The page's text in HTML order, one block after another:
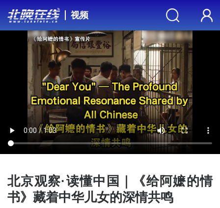
视频
北京观察·读懂中国｜《给阿嬷的情
书》藏着中华儿女的深情共鸣